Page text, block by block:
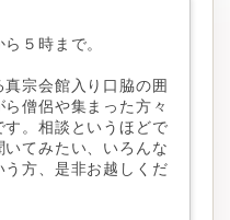
５時まで。
宗会館入り口脇の囲
僧侶や集まった方々
す。相談というほどで
てみたい、いろんな
う方、是非お越しくだ